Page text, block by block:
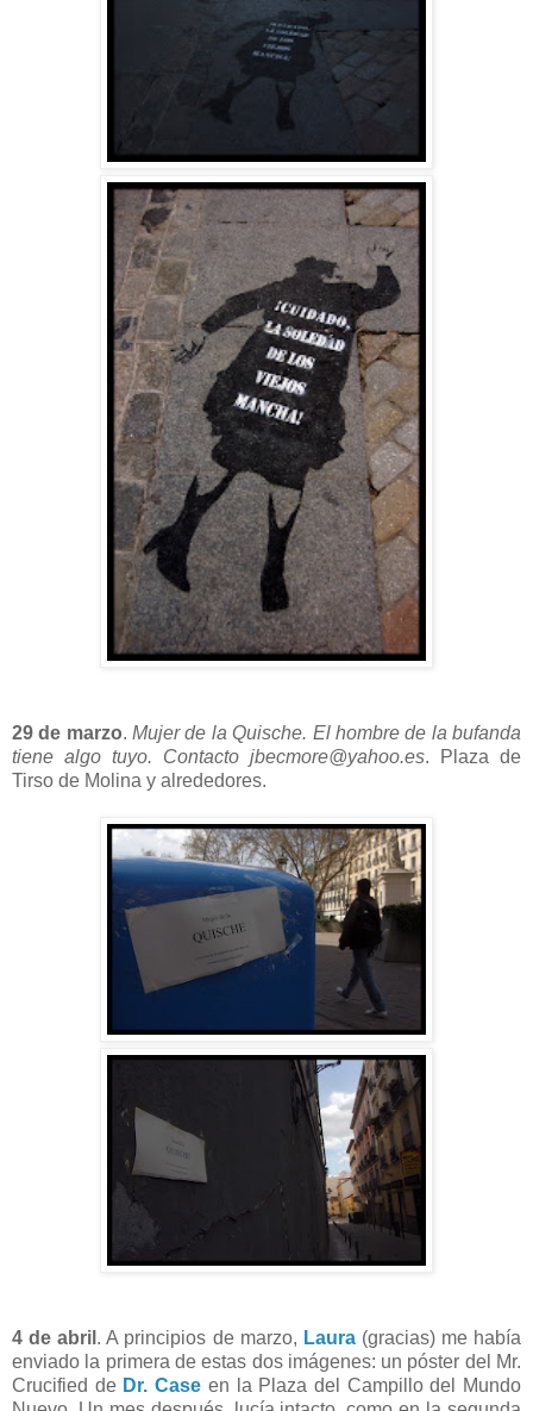
29 de marzo.Mujer de la Quische. El hombre de la bufanda
tiene algo tuyo. Contacto jbecmore@yahoo.es. Plaza de
Tirso de Molina y alrededores.
4 de abril . A principios de marzo, Laura(gracias) me había
enviado la primera de estas dos imágenes: un póster del Mr.
Crucified de Dr. Case en la Plaza del Campillo del Mundo